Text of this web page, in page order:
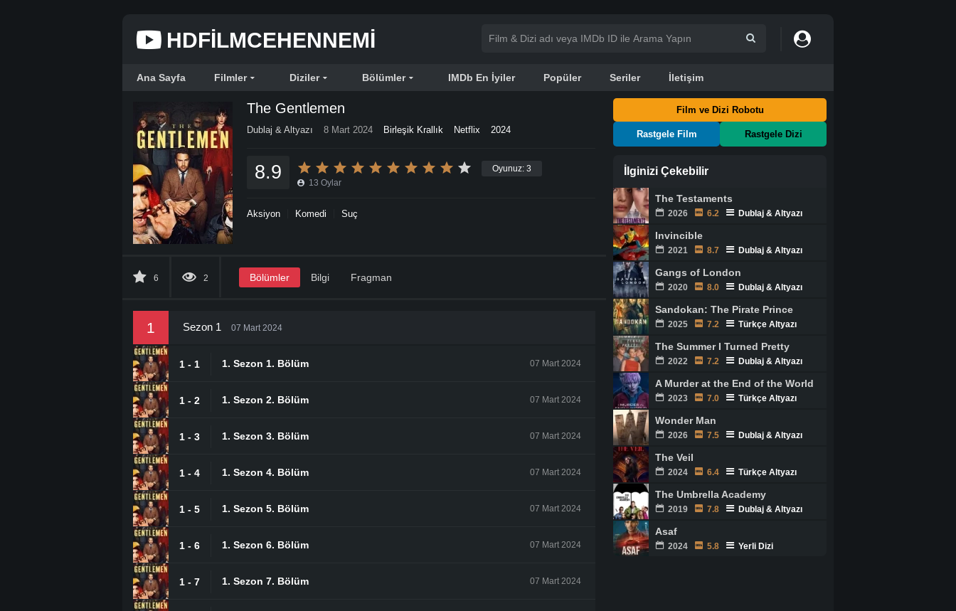
HDFILMCEHENNEMI
Ana Sayfa Filmler Diziler Bölümler IMDb En İyiler Popüler Seriler İletişim
The Gentlemen
Dublaj & Altyazı 8 Mart 2024 Birleşik Krallık Netflix 2024
Oyunuz: 3
8.9 13 Oylar
Aksiyon Komedi Suç
6 2 Bölümler Bilgi Fragman
1 Sezon 1 07 Mart 2024
1 - 1 1. Sezon 1. Bölüm 07 Mart 2024
1 - 2 1. Sezon 2. Bölüm 07 Mart 2024
1 - 3 1. Sezon 3. Bölüm 07 Mart 2024
1 - 4 1. Sezon 4. Bölüm 07 Mart 2024
1 - 5 1. Sezon 5. Bölüm 07 Mart 2024
1 - 6 1. Sezon 6. Bölüm 07 Mart 2024
1 - 7 1. Sezon 7. Bölüm 07 Mart 2024
Film ve Dizi Robotu
Rastgele Film Rastgele Dizi
İlginizi Çekebilir
The Testaments
2026 6.2 Dublaj & Altyazı
Invincible
2021 8.7 Dublaj & Altyazı
Gangs of London
2020 8.0 Dublaj & Altyazı
Sandokan: The Pirate Prince
2025 7.2 Türkçe Altyazı
The Summer I Turned Pretty
2022 7.2 Dublaj & Altyazı
A Murder at the End of the World
2023 7.0 Türkçe Altyazı
Wonder Man
2026 7.5 Dublaj & Altyazı
The Veil
2024 6.4 Türkçe Altyazı
The Umbrella Academy
2019 7.8 Dublaj & Altyazı
Asaf
2024 5.8 Yerli Dizi